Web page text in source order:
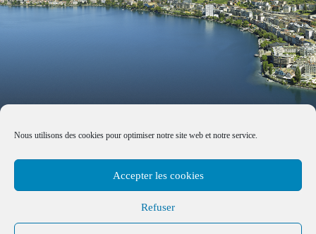
Nous utilisons des cookies pour optimiser notre site web et notre service.
Accepter les cookies
Refuser